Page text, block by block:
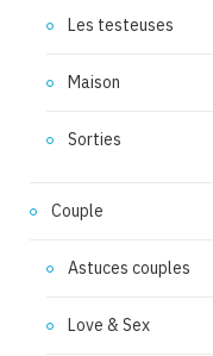
Les testeuses
Maison
Sorties
Couple
Astuces couples
Love & Sex